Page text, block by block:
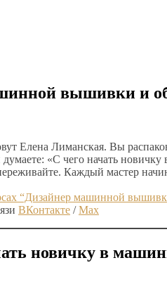
вышивки и
Елена Лиманская. Вы
думаете: «С чего начать
Каждый мастер
“Дизайнер машинной
ВКонтакте /Max
новичку в